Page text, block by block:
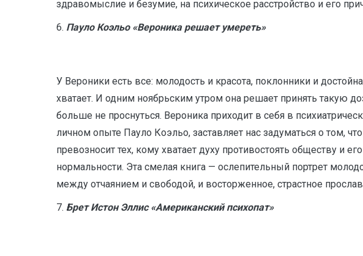
здравомыслие и безумие, на психическое расстройство и его
6. Пауло Коэльо «Вероника решает умереть»
У Вероники есть все: молодость и красота, поклонники и
хватает. И одним ноябрьским утром она решает принять такую
больше не проснуться. Вероника приходит в себя в
личном опыте Пауло Коэльо, заставляет нас задуматься о том,
превозносит тех, кому хватает духу противостоять обществу и
нормальности. Эта смелая книга — ослепительный портрет
между отчаянием и свободой, и восторженное, страстное
7. Брет Истон Эллис «Американский психопат»